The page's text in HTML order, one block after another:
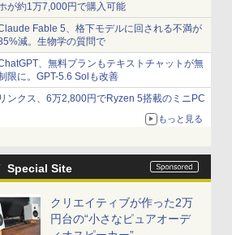
が約1万7,000円で購入可能
Fable 5、格下モデルに回される不満が
減。生物学の質問で
、無料プランもテキストチャットが無
限に。GPT-5.6 Solも改善
ンクス、6万2,800円でRyzen 5搭載のミニPC
もっと見る
Special Site
クリエイティブが作った2万
円台の“小さなピュアオーデ